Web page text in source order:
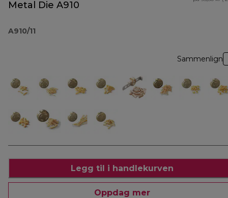
Metal Die A910
A910/11
Sammenlign
Legg til i handlekurven
Oppdag mer